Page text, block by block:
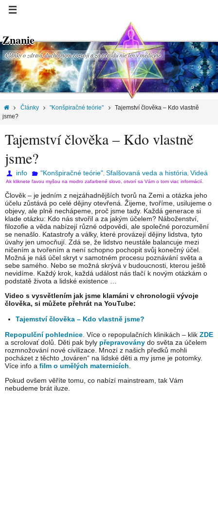
Znanie
Články o zdraví, duchovnom rozvoji a za pravdu nie len v medicíne.
Články "Konšpiračné teórie"
Tajemství člověka – Kdo vlastně
jsme?
Tajemství člověka – Kdo vlastně
jsme?
info "Konšpiračné teórie", Sfalšovaná veda a história Videá
Ak kliknete ľavou myšou na modro zafarbené slovo, otvorí sa Vám o tom viac informácií.
Člověk – je jedním z nejzáhadnějších tvorů na Zemi a otázka jeho
účelu zůstává po celé dějiny otevřená. Žijeme, tvoříme, usilujeme o
objevy, ale plně nechápeme, proč jsme tady. Každá generace si
klade otázku: Kdo nás stvořil a za jakým účelem? Náboženství,
filozofie a věda nabízejí různé odpovědi, ale společné porozumění
se nenašlo. Katastrofy a války, které provázejí dějiny lidstva, tyto
úvahy jen umocňují. Zdá se, že lidstvo neustále balancuje mezi
ničením a tvořením a není schopno pochopit svůj konečný účel.
Možná je náš účel skryt v samotném procesu poznávání světa a
sebe samého. Nebo se možná skrývá v budoucnosti, kterou ještě
nevidíme. Každý krok, každá událost nás tlačí k novým otázkám o
podstatě života a lidské existence …
Video s vysvětlením jak jsme klamáni v chronologii vývoje
člověka, si můžete přehrát na YouTube:
Tajemství člověka – Kdo vlastně jsme?
Repopulční pohlednice . Více o repopulačních klinikách – klik ZDE
a scrolovať dolů. Děti pak byly přepravovány do světa za účelem
rozmnožování nové civilizace. Mnozí z našich předků mohli
pocházet z těchto „továren“ na lidské děti a my jsme je potomky.
Více info a film o umělých maternicích
Pokud ovšem věříte tomu, co nabízí mainstream, tak Vám
nebudeme brát iluze.